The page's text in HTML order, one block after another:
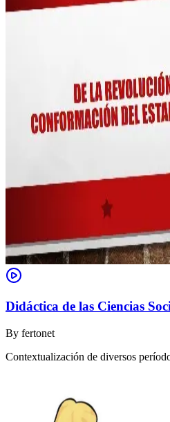
Didáctica de las Ciencias
By fertonet
Contextualización de diversos